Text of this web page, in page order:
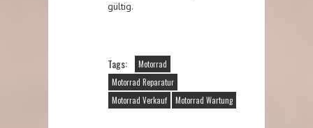
gültig.
Tags:
Motorrad
Motorrad Reparatur
Motorrad Verkauf
Motorrad Wartung